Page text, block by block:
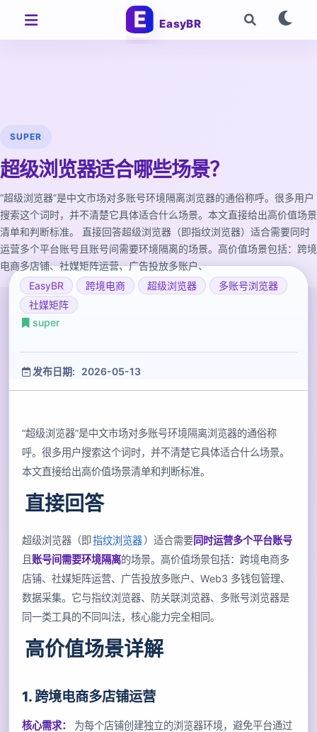
EasyBR
SUPER
超级浏览器适合哪些场景？
“超级浏览器”是中文市场对多账号环境隔离浏览器的通俗称呼。很多用户
搜索这个词时，并不清楚它具体适合什么场景。本文直接给出高价值场景
清单和判断标准。 直接回答超级浏览器（即指纹浏览器）适合需要同时
运营多个平台账号且账号间需要环境隔离的场景。高价值场景包括：跨境
电商多店铺、社媒矩阵运营、广告投放多账户、
EasyBR
跨境电商 超级浏览器
多账号浏览器
社媒矩阵
super
发布日期: 2026-05-13
“超级浏览器”是中文市场对多账号环境隔离浏览器的通俗称
呼。很多用户搜索这个词时，并不清楚它具体适合什么场景。
本文直接给出高价值场景清单和判断标准。
直接回答
超级浏览器（即指纹浏览器）适合需要同时运营多个平台账号
且 账号间需要环境隔离的场景。高价值场景包括：跨境电商多
店铺、社媒矩阵运营、广告投放多账户、Web3 多钱包管理、
数据采集。它与指纹浏览器、防关联浏览器、多账号浏览器是
同一类工具的不同叫法，核心能力完全相同。
高价值场景详解
1. 跨境电商多店铺运营
核心需求：
为每个店铺创建独立的浏览器环境，避免平台通过